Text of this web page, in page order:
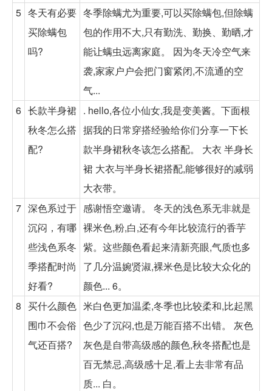
5 冬天有必要
买除螨包
吗?
冬季除螨尤为重要,可以买除螨包,但除螨
包的作用不大,只有勤洗、勤换、勤晒,才
能让螨虫远离家庭。 因为冬天冷空气来
袭,家家户户会把门窗紧闭,不流通的空
气...
6 长款半身裙
秋冬怎么搭
配?
. hello,各位小仙女,我是变美酱。下面根
据我的日常穿搭经验给你们分享一下长
款半身裙秋冬该怎么搭配。 大衣 半身长
裙 大衣与半身长裙搭配,能够很好的减弱
大衣带。
7 深色系过于
沉闷，有哪
些浅色系冬
季搭配时尚
好看?
感谢悟空邀请。 冬天的浅色系无非就是
裸米色,粉,白,还有今年比较流行的香芋
紫。这些颜色看起来清新亮眼,气质也多
了几分温婉贤淑,裸米色是比较大众化的
颜色... 6。
8 买什么颜色
围巾不会俗
气还百搭?
米白色更加温柔,冬季也比较柔和,比起黑
色少了沉闷,也是万能百搭不出错。 灰色
灰色是自带高级感的颜色,秋冬搭配也是
百无禁忌,高级感十足,看上去非常有品
质... 白。